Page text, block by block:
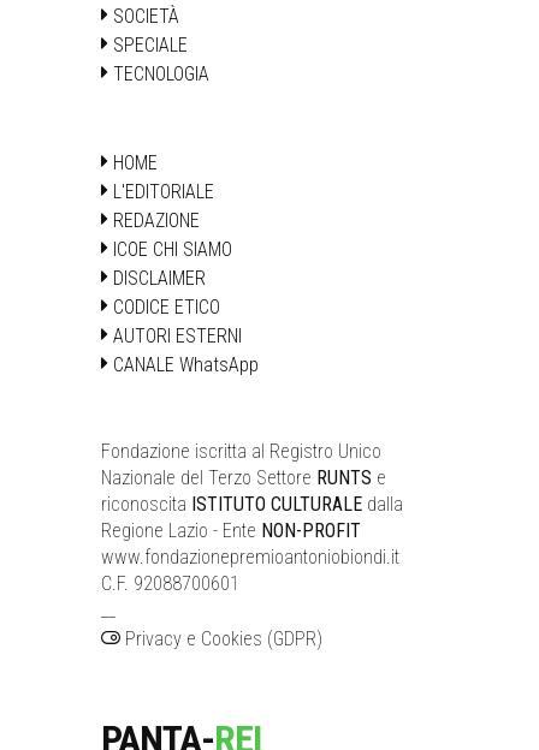
SOCIETÀ
SPECIALE
TECNOLOGIA
HOME
L'EDITORIALE
REDAZIONE
ICOE CHI SIAMO
DISCLAIMER
CODICE ETICO
AUTORI ESTERNI
CANALE WhatsApp
Fondazione iscritta al Registro Unico
Nazionale del Terzo Settore RUNTS e
riconoscita ISTITUTO CULTURALE dalla
Regione Lazio - Ente NON-PROFIT
www.fondazionepremioantoniobiondi.it
C.F. 92088700601
Privacy e Cookies (GDPR)
PANTA-REI